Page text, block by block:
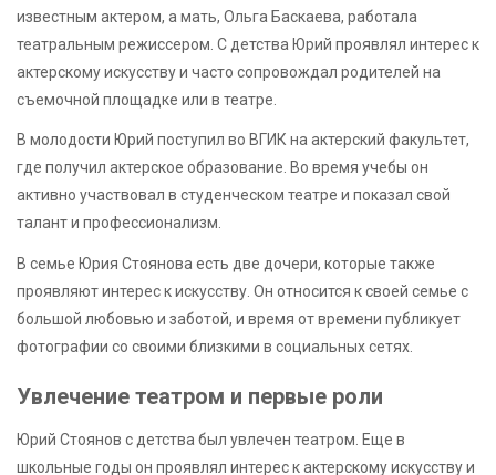
известным актером, а мать, Ольга Баскаева, работала
театральным режиссером. С детства Юрий проявлял интерес к
актерскому искусству и часто сопровождал родителей на
съемочной площадке или в театре.
В молодости Юрий поступил во ВГИК на актерский факультет,
где получил актерское образование. Во время учебы он
активно участвовал в студенческом театре и показал свой
талант и профессионализм.
В семье Юрия Стоянова есть две дочери, которые также
проявляют интерес к искусству. Он относится к своей семье с
большой любовью и заботой, и время от времени публикует
фотографии со своими близкими в социальных сетях.
Увлечение театром и первые роли
Юрий Стоянов с детства был увлечен театром. Еще в
школьные годы он проявлял интерес к актерскому искусству и